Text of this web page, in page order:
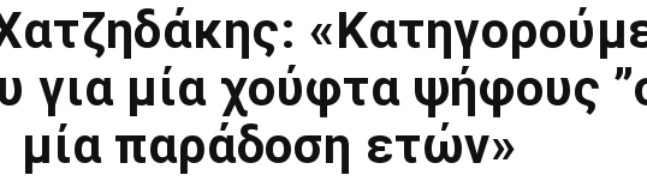
για μία χούφτα ψήφους
μία παράδοση ετών»